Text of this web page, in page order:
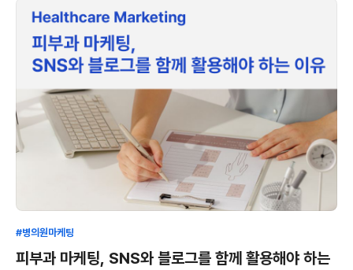
#병의원마케팅
피부과 마케팅, SNS와 블로그를 함께 활용해야 하는